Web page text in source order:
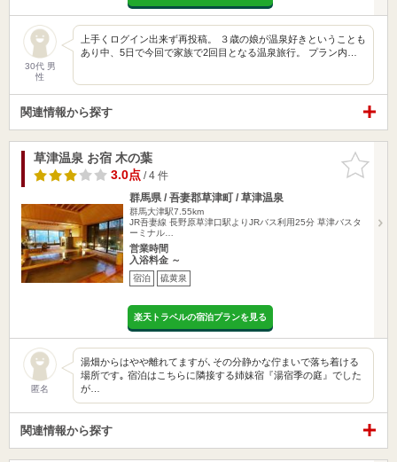
30代 男
性
上手くログイン出来ず再投稿。 ３歳の娘が温泉好きということも
あり中、5日で今回で家族で2回目となる温泉旅行。 プラン内…
関連情報から探す
お気に入
りに追加
草津温泉 お宿 木の葉
3.0点/ 4 件
群馬県 / 吾妻郡草津町 / 草津温泉
群馬大津駅7.55km
JR吾妻線 長野原草津口駅よりJRバス利用25分 草津バスタ
ーミナル…
営業時間
入浴料金 ～
宿泊 硫黄泉
楽天トラベルの宿泊プランを見る
匿名
湯畑からはやや離れてますが､その分静かな佇まいで落ち着ける
場所です｡ 宿泊はこちらに隣接する姉妹宿『湯宿季の庭』でした
が…
関連情報から探す